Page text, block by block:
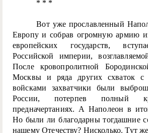
* * *
Вот уже прославленный
Европу и собрав огромную армию
европейских государств,
Российской империи,
После кровопролитной
Москвы и ряда других схваток с
войсками захватчики были
России, потерпев полный
предначертаниях. А Наполеон в
Но были ли благодарны тогдашние
нашему Отечеству? Нисколько. Тут